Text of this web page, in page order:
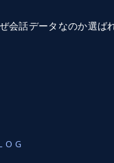
会話データなのか選ば